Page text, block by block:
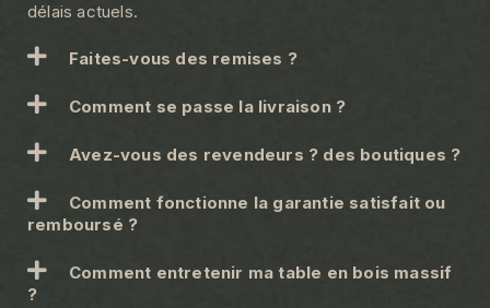
délais actuels.
Faites-vous des remises ?
Comment se passe la livraison ?
Avez-vous des revendeurs ? des boutiques ?
Comment fonctionne la garantie satisfait ou
remboursé ?
Comment entretenir ma table en bois massif
?